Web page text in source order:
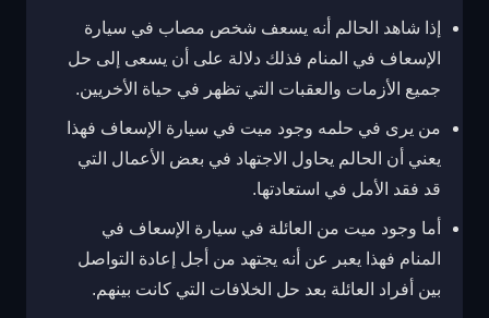
إذا شاهد الحالم أنه يسعف شخص مصاب في سيارة
الإسعاف في المنام فذلك دلالة على أن يسعى إلى حل
جميع الأزمات والعقبات التي تظهر في حياة الأخريين.
من يرى في حلمه وجود ميت في سيارة الإسعاف فهذا
يعني أن الحالم يحاول الاجتهاد في بعض الأعمال التي
قد فقد الأمل في استعادتها.
أما وجود ميت من العائلة في سيارة الإسعاف في
المنام فهذا يعبر عن أنه يجتهد من أجل إعادة التواصل
بين أفراد العائلة بعد حل الخلافات التي كانت بينهم.